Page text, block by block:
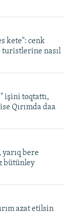
kete": cenk
turistlerine nasıl
işini toqtattı,
Qırımda daa
bere
bütünley
azat etilsin